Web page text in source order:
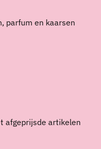
parfum en kaarsen
afgeprijsde artikelen